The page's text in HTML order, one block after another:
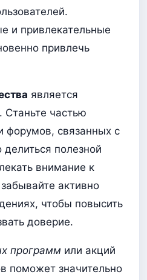
и привлекательные
привлечь
является
частью
форумов, связанных с
полезной
внимание к
активно
чтобы повысить
доверие.
программ или акций
поможет значительно